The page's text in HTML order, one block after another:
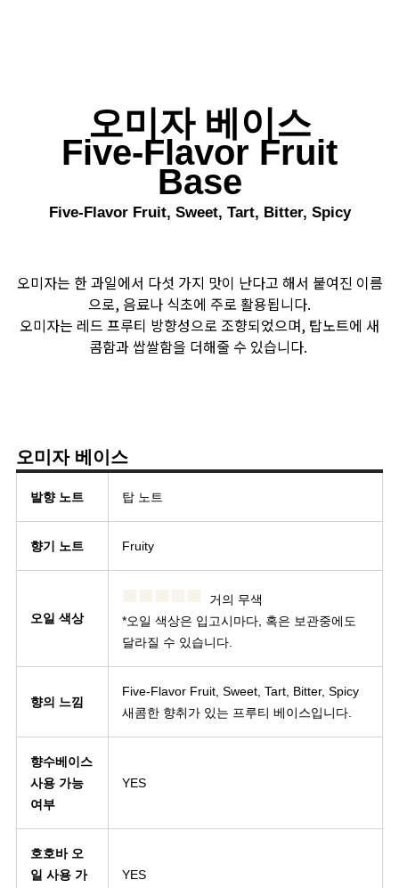
오미자 베이스
Five-Flavor Fruit
Base
Five-Flavor Fruit, Sweet, Tart, Bitter, Spicy
오미자는 한 과일에서 다섯 가지 맛이 난다고 해서 붙여진 이름
으로, 음료나 식초에 주로 활용됩니다.
오미자는 레드 프루티 방향성으로 조향되었으며, 탑노트에 새
콤함과 쌉쌀함을 더해줄 수 있습니다.
오미자 베이스
발향 노트 탑 노트
향기 노트 Fruity
오일 색상
거의 무색
*오일 색상은 입고시마다, 혹은 보관중에도
달라질 수 있습니다.
향의 느낌
Five-Flavor Fruit, Sweet, Tart, Bitter, Spicy
새콤한 향취가 있는 프루티 베이스입니다.
향수베이스
사용 가능
여부
YES
호호바 오
일 사용 가
YES